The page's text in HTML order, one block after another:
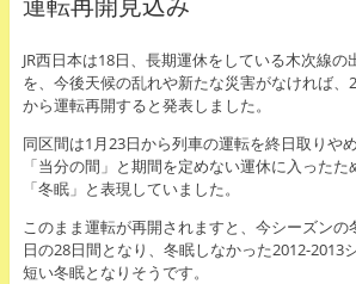
JR西日本は18日、長期運休をしている木次線
を、今後天候の乱れや新たな災害がなければ、
から運転再開すると発表しました。
同区間は1月23日から列車の運転を終日取りや
「当分の間」と期間を定めない運休に入った
「冬眠」と表現していました。
このまま運転が再開されますと、今シーズンの
日の28日間となり、冬眠しなかった2012-2013
短い冬眠となりそうです。